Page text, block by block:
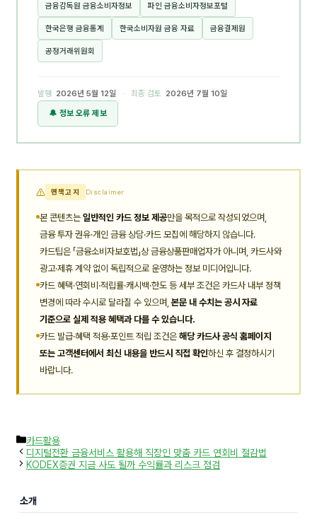
금융감독원 금융소비자정보 파인 금융소비자정보포털
한국은행 금융통계 한국소비자원 금융 자료 금융결제원
공정거래위원회
발행 2026년 5월 12일 · 최종 검토 2026년 7월 10일
🔔 정보 오류 제보
면책고지 Disclaimer
본 콘텐츠는 일반적인 카드 정보 제공만을 목적으로 작성되었으며,
금융 투자 권유·개인 금융 상담·카드 모집에 해당하지 않습니다.
카드팁은 「금융소비자보호법」상 금융상품판매업자가 아니며, 카드사와
광고·제휴 계약 없이 독립적으로 운영하는 정보 미디어입니다.
카드 혜택·연회비·적립률·캐시백·한도 등 세부 조건은 카드사 내부 정책
변경에 따라 수시로 달라질 수 있으며,본문 내 수치는 공시 자료
기준으로 실제 적용 혜택과 다를 수 있습니다.
카드 발급·혜택 적용·포인트 적립 조건은 해당 카드사 공식 홈페이지
또는 고객센터에서 최신 내용을 반드시 직접 확인하신 후 결정하시기
바랍니다.
카
테
고
리
카드활용
디지털전환 금융서비스 활용해 직장인 맞춤 카드 연회비 절감법
KODEX증권 지금 사도 될까 수익률과 리스크 점검
소개